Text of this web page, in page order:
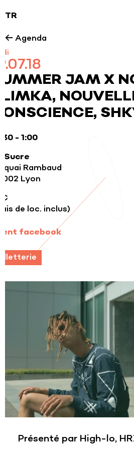
TR
Agenda
News
Galerie
Nos marques
← Agenda
JAM X
- 1:00
Sucre
quai Rambaud
Lyon
de loc. inclus)
facebook
Présenté par High-lo,